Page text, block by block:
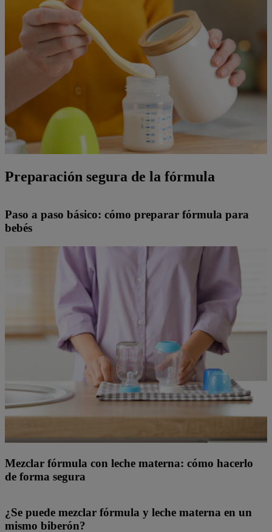
Preparación segura de la fórmula
Paso a paso básico: cómo preparar fórmula para
bebés
Mezclar fórmula con leche materna: cómo hacerlo
de forma segura
¿Se puede mezclar fórmula y leche materna en un
mismo biberón?